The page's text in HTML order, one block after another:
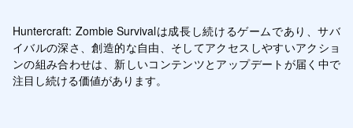
Huntercraft: Zombie Survivalは成長し続けるゲームであり、サバ
イバルの深さ、創造的な自由、そしてアクセスしやすいアクショ
ンの組み合わせは、新しいコンテンツとアップデートが届く中で
注目し続ける価値があります。